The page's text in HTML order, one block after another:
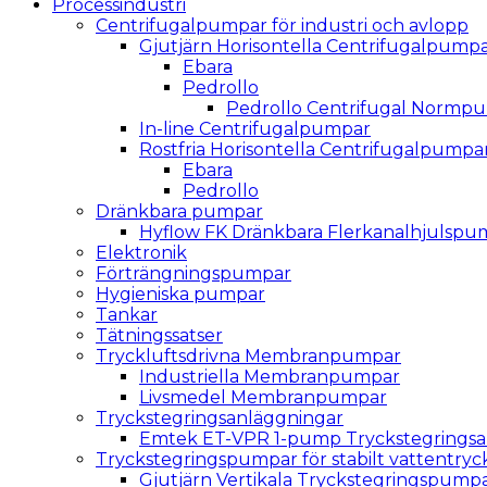
Processindustri
Centrifugalpumpar för industri och avlopp
Gjutjärn Horisontella
Ebara
Pedrollo
Pedrollo Centrifugal
In-line Centrifugalpumpar
Rostfria Horisontella
Ebara
Pedrollo
Dränkbara pumpar
Hyflow FK Dränkbara
Elektronik
Förträngningspumpar
Hygieniska pumpar
Tankar
Tätningssatser
Tryckluftsdrivna Membranpumpar
Industriella Membranpumpar
Livsmedel Membranpumpar
Tryckstegringsanläggningar
Emtek ET-VPR 1-pump
Tryckstegringspumpar för stabilt
Gjutjärn Vertikala